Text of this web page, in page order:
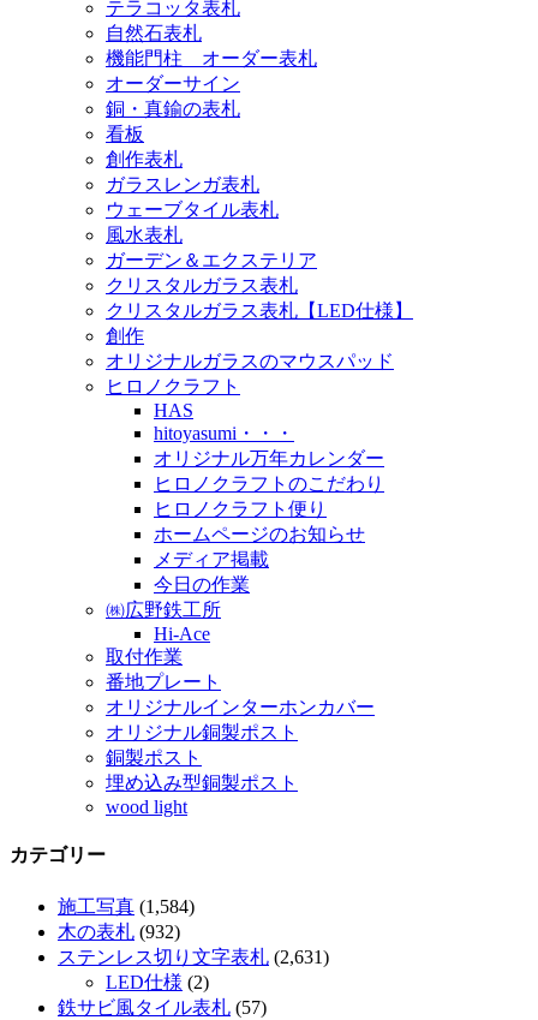
テラコッタ表札
自然石表札
機能門柱 オーダー表札
オーダーサイン
銅・真鍮の表札
看板
創作表札
ガラスレンガ表札
ウェーブタイル表札
風水表札
ガーデン＆エクステリア
クリスタルガラス表札
クリスタルガラス表札【LED仕様】
創作
オリジナルガラスのマウスパッド
ヒロノクラフト
HAS
hitoyasumi・・・
オリジナル万年カレンダー
ヒロノクラフトのこだわり
ヒロノクラフト便り
ホームページのお知らせ
メディア掲載
今日の作業
㈱広野鉄工所
Hi-Ace
取付作業
番地プレート
オリジナルインターホンカバー
オリジナル銅製ポスト
銅製ポスト
埋め込み型銅製ポスト
wood light
カテゴリー
施工写真 (1,584)
木の表札 (932)
ステンレス切り文字表札 (2,631)
LED仕様 (2)
鉄サビ風タイル表札 (57)